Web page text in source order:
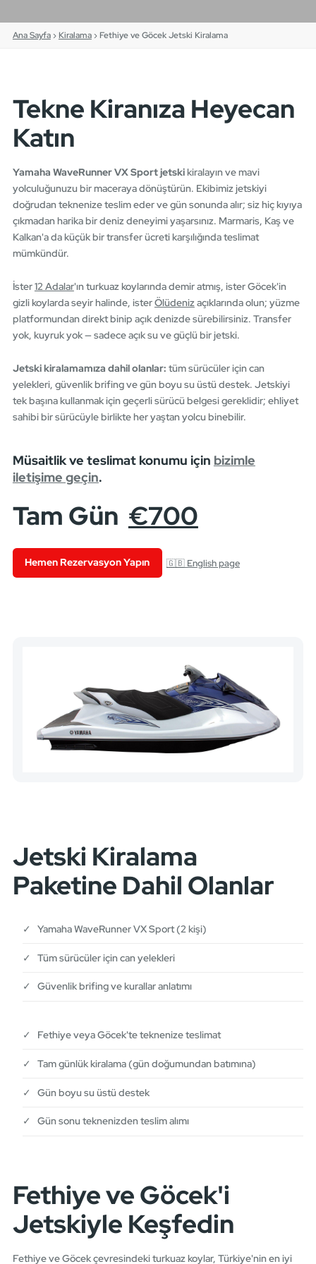
Ana Sayfa› Kiralama› Fethiye ve Göcek Jetski Kiralama
Tekne Kiranıza Heyecan
Katın
Yamaha WaveRunner VX Sport jetskikiralayın ve mavi
yolculuğunuzu bir maceraya dönüştürün. Ekibimiz jetskiyi
doğrudan teknenize teslim eder ve gün sonunda alır; siz hiç kıyıya
çıkmadan harika bir deniz deneyimi yaşarsınız. Marmaris, Kaş ve
Kalkan'a da küçük bir transfer ücreti karşılığında teslimat
mümkündür.
İster12 Adalar'ın turkuaz koylarında demir atmış, ister Göcek'in
gizli koylarda seyir halinde, isterÖlüdenizaçıklarında olun; yüzme
platformundan direkt binip açık denizde sürebilirsiniz. Transfer
yok, kuyruk yok — sadece açık su ve güçlü bir jetski.
Jetski kiralamamıza dahil olanlar: tüm sürücüler için can
yelekleri, güvenlik brifing ve gün boyu su üstü destek. Jetskiyi
tek başına kullanmak için geçerli sürücü belgesi gereklidir; ehliyet
sahibi bir sürücüyle birlikte her yaştan yolcu binebilir.
Müsaitlik ve teslimat konumu için bizimle
iletişime geçin.
Tam Gün €700
Hemen Rezervasyon Yapın 🇬🇧 English page
Jetski Kiralama
Paketine Dahil Olanlar
✓ Yamaha WaveRunner VX Sport (2 kişi)
✓ Tüm sürücüler için can yelekleri
✓ Güvenlik brifing ve kurallar anlatımı
✓ Fethiye veya Göcek'te teknenize teslimat
✓ Tam günlük kiralama (gün doğumundan batımına)
✓ Gün boyu su üstü destek
✓ Gün sonu teknenizden teslim alımı
Fethiye ve Göcek'i
Jetskiyle Keşfedin
Fethiye ve Göcek çevresindeki turkuaz koylar, Türkiye'nin en iyi